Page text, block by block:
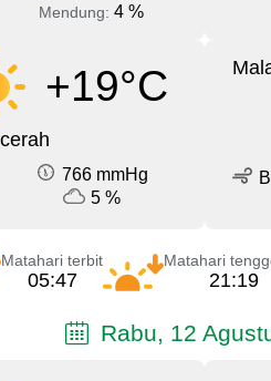
Mendung: 4 %
+19°C
766 mmHg
5 %
Matahari terbit
05:47
Matahari
21:19
Rabu, 12